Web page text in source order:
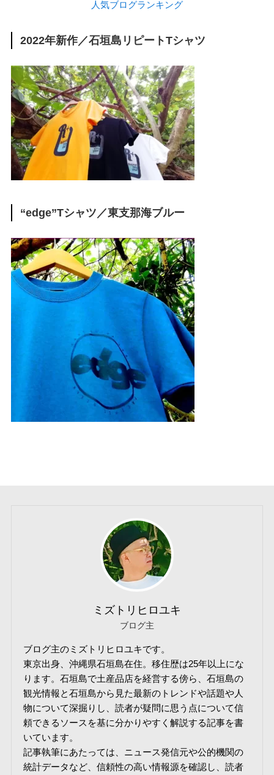
人気ブログランキング
2022年新作／石垣島リピートTシャツ
“edge”Tシャツ／東支那海ブルー
ミズトリヒロユキ
ブログ主
ブログ主のミズトリヒロユキです。
東京出身、沖縄県石垣島在住。移住歴は25年以上にな
ります。石垣島で土産品店を経営する傍ら、石垣島の
観光情報と石垣島から見た最新のトレンドや話題や人
物について深掘りし、読者が疑問に思う点について信
頼できるソースを基に分かりやすく解説する記事を書
いています。
記事執筆にあたっては、ニュース発信元や公的機関の
統計データなど、信頼性の高い情報源を確認し、読者